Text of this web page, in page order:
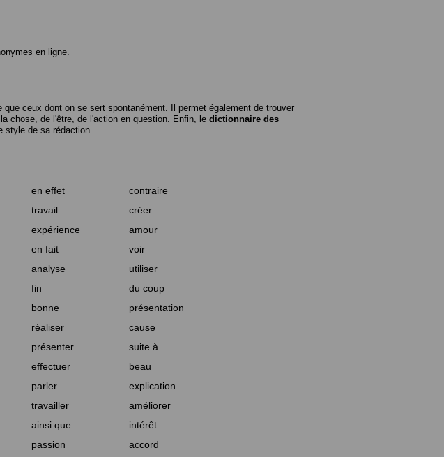
en ligne.
ceux dont on se sert spontanément. Il permet également de trouver
chose, de l'être, de l'action en question. Enfin, le dictionnaire des
style de sa rédaction.
en effet
contraire
travail
créer
expérience
amour
en fait
voir
analyse
utiliser
fin
du coup
bonne
présentation
réaliser
cause
présenter
suite à
effectuer
beau
parler
explication
travailler
améliorer
ainsi que
intérêt
passion accord